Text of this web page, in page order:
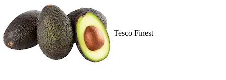
Tesco Finest